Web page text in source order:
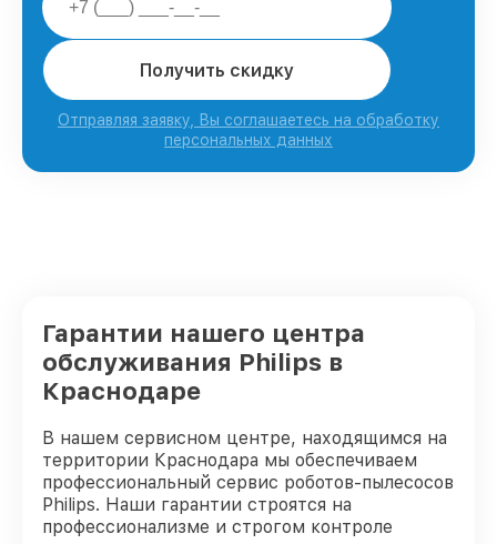
Получить скидку
Отправляя заявку, Вы соглашаетесь на обработку
персональных данных
Гарантии нашего центра
обслуживания Philips в
Краснодаре
В нашем сервисном центре, находящимся на
территории Краснодара мы обеспечиваем
профессиональный сервис роботов-пылесосов
Philips. Наши гарантии строятся на
профессионализме и строгом контроле